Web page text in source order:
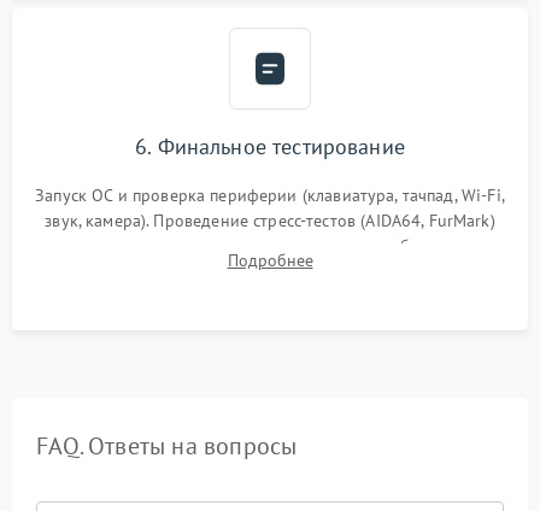
6. Финальное тестирование
Запуск ОС и проверка периферии (клавиатура, тачпад, Wi-Fi,
звук, камера). Проведение стресс-тестов (AIDA64, FurMark)
для контроля температурного режима и стабильности
системы под пиковой нагрузкой.
Подробнее
FAQ. Ответы на вопросы